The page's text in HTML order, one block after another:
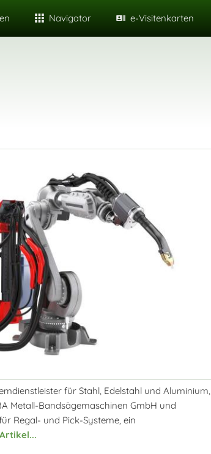
Navigator e-Visitenkarten
für Stahl, Edelstahl und Aluminium,
Metall-Bandsägemaschinen GmbH und
Regal- und Pick-Systeme, ein